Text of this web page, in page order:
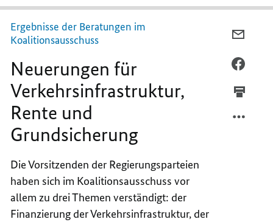
Grundsicherung
Ergebnisse der Beratungen im
Koalitionsausschuss
Neuerungen für
Verkehrsinfrastruktur,
Rente und
Grundsicherung
Die Vorsitzenden der Regierungsparteien
haben sich im Koalitionsausschuss vor
allem zu drei Themen verständigt: der
Finanzierung der Verkehrsinfrastruktur, der